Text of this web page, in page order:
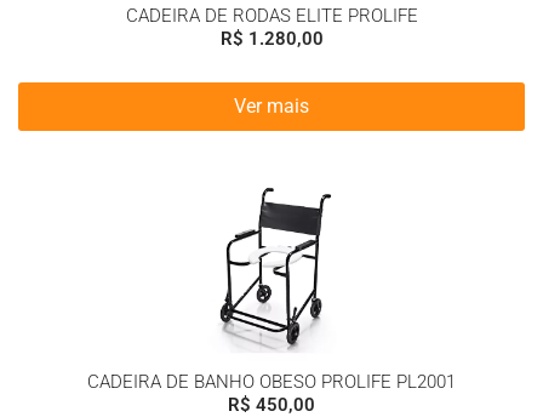
CADEIRA DE RODAS ELITE PROLIFE
R$ 1.280,00
Ver mais
CADEIRA DE BANHO OBESO PROLIFE PL2001
R$ 450,00